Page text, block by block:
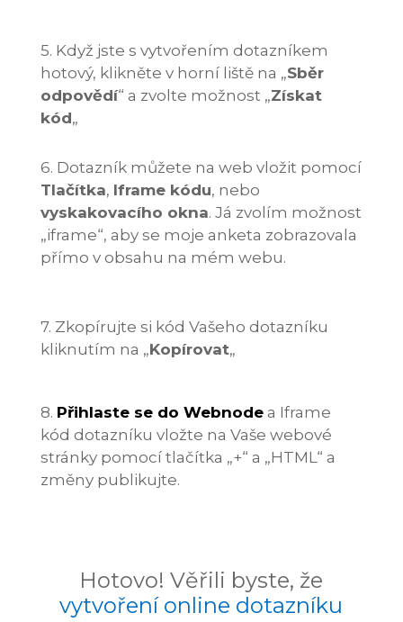
5. Když jste s vytvořením dotazníkem
hotový, klikněte v horní liště na „Sběr
odpovědí“ a zvolte možnost „Získat
kód„
6. Dotazník můžete na web vložit pomocí
Tlačítka, Iframe kódu, nebo
vyskakovacího okna. Já zvolím možnost
„iframe“, aby se moje anketa zobrazovala
přímo v obsahu na mém webu.
7. Zkopírujte si kód Vašeho dotazníku
kliknutím na „Kopírovat„
8. Přihlaste se do Webnodea Iframe
kód dotazníku vložte na Vaše webové
stránky pomocí tlačítka „+“ a „HTML“ a
změny publikujte.
Hotovo! Věřili byste, že
vytvoření online dotazníku